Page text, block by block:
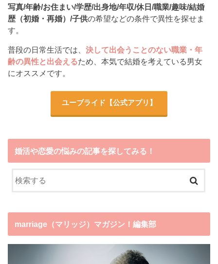
写真/年齢/お住まい/学歴/出身地/年収/休日/職業/趣味/結婚
歴（初婚・再婚）/子供の希望などの条件で異性を探せま
す。
普段の日常生活では、決して出会うことのない職業・年
齢の異性と出会えるため、本気で結婚を考えている男女
にオススメです。
ユーブライド 【公式アプリ】
婚活や恋愛の悩みの記事を探してみる！
marriage（マリッジ）マガジン！編集部